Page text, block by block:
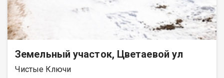
пишите, чтобы записаться на просмотр. Оформляем ипотеку
на лучших условиях. Доступен трейд-ин вашей недвижимости.
Земельный участок, Цветаевой ул
Чистые Ключи